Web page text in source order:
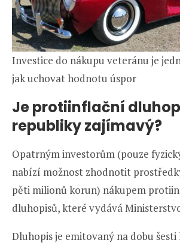
Investice do nákupu veteránu je
jak uchovat hodnotu úspor
Je protiinflační
republiky zajímavý?
Opatrným investorům (pouze
nabízí možnost zhodnotit
pěti milionů korun) nákupem
dluhopisů, které vydává
Dluhopis je emitovaný na dobu šesti